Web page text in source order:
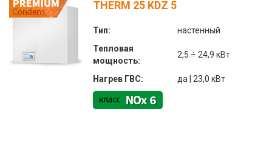
THERM 25 KDZ 5
Тип:
настенный
Тепловая
мощность:
2,5 ÷ 24,9 кВт
Нагрев ГВС: да | 23,0 кВт